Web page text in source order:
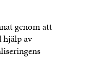
genom att
hjälp av